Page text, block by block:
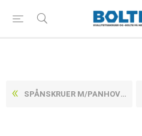
SPÅNSKRUER M/PANHOVEDET POZIDRIV Z RUSTFRI A2 CE/EN 14592 3X30-Z (1000 STK)